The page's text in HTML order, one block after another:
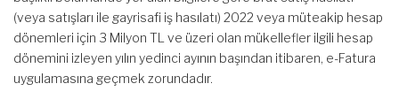
(veya satışları ile gayrisafi iş hasılatı) 2022 veya müteakip hesap
dönemleri için 3 Milyon TL ve üzeri olan mükellefler ilgili hesap
dönemini izleyen yılın yedinci ayının başından itibaren, e-Fatura
uygulamasına geçmek zorundadır.